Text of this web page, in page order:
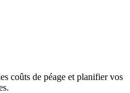
coûts de péage et planifier vos